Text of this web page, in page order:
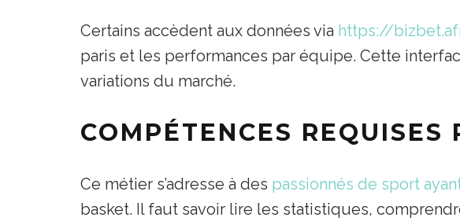
Certains accèdent aux données via https://
paris et les performances par équipe. Cette
variations du marché.
COMPÉTENCES
Ce métier s’adresse à des passionnés de sport
basket. Il faut savoir lire les statistiques,